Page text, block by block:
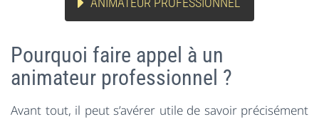
Pourquoi faire appel à un
animateur professionnel ?
Avant tout, il peut s’avérer utile de savoir précisément